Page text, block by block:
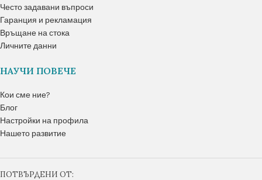
Често задавани въпроси
Гаранция и рекламация
Връщане на стока
Личните данни
НАУЧИ ПОВЕЧЕ
Кои сме ние?
Блог
Настройки на профила
Нашето развитие
ПОТВЪРДЕНИ ОТ: